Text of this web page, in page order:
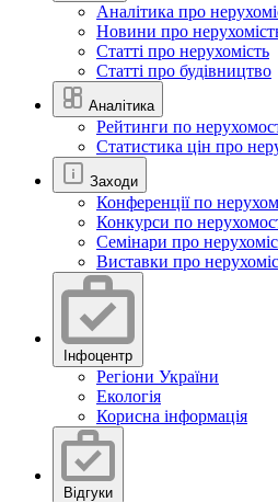
Аналітика про
Новини про
Статті про нерухомість
Статті про будівництво
Аналітика
Рейтинги по
Статистика цін про
Заходи
Конференції по
Конкурси по
Семінари про
Виставки про
Інфоцентр
Регіони України
Екологія
Корисна інформація
Відгуки